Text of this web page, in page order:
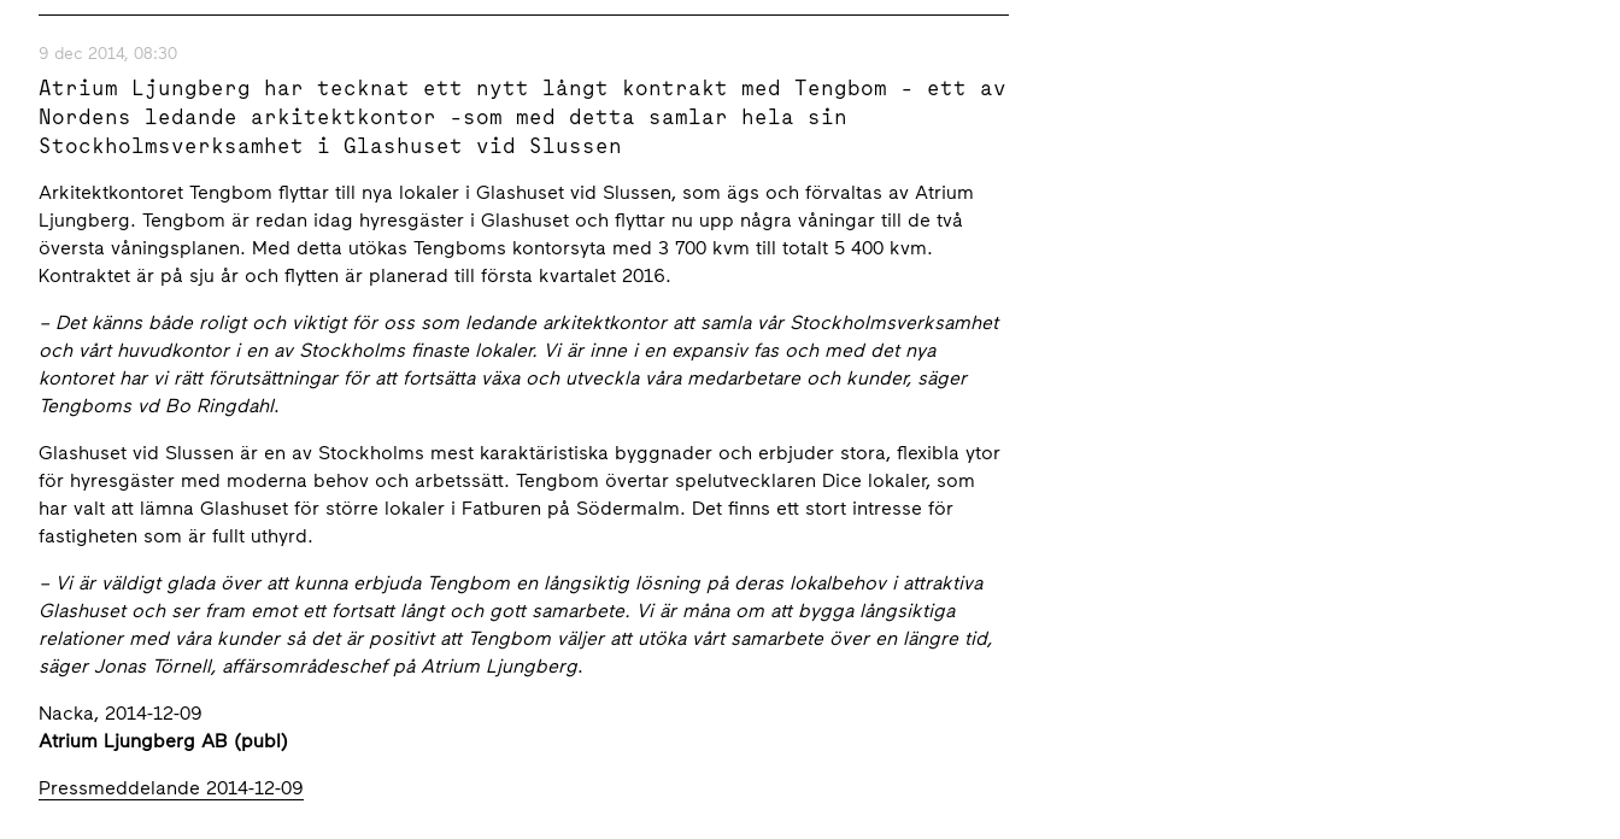
9 dec 2014, 08:30
Atrium Ljungberg har tecknat ett nytt långt kontrakt med Tengbom - ett av
Nordens ledande arkitektkontor -som med detta samlar hela sin
Stockholmsverksamhet i Glashuset vid Slussen
Arkitektkontoret Tengbom flyttar till nya lokaler i Glashuset vid Slussen, som ägs och förvaltas av Atrium
Ljungberg. Tengbom är redan idag hyresgäster i Glashuset och flyttar nu upp några våningar till de två
översta våningsplanen. Med detta utökas Tengboms kontorsyta med 3 700 kvm till totalt 5 400 kvm.
Kontraktet är på sju år och flytten är planerad till första kvartalet 2016.
– Det känns både roligt och viktigt för oss som ledande arkitektkontor att samla vår Stockholmsverksamhet
och vårt huvudkontor i en av Stockholms finaste lokaler. Vi är inne i en expansiv fas och med det nya
kontoret har vi rätt förutsättningar för att fortsätta växa och utveckla våra medarbetare och kunder, säger
Tengboms vd Bo Ringdahl.
Glashuset vid Slussen är en av Stockholms mest karaktäristiska byggnader och erbjuder stora, flexibla ytor
för hyresgäster med moderna behov och arbetssätt. Tengbom övertar spelutvecklaren Dice lokaler, som
har valt att lämna Glashuset för större lokaler i Fatburen på Södermalm. Det finns ett stort intresse för
fastigheten som är fullt uthyrd.
– Vi är väldigt glada över att kunna erbjuda Tengbom en långsiktig lösning på deras lokalbehov i attraktiva
Glashuset och ser fram emot ett fortsatt långt och gott samarbete. Vi är måna om att bygga långsiktiga
relationer med våra kunder så det är positivt att Tengbom väljer att utöka vårt samarbete över en längre tid,
säger Jonas Törnell, affärsområdeschef på Atrium Ljungberg.
Nacka, 2014-12-09
Atrium Ljungberg AB (publ)
Pressmeddelande 2014-12-09